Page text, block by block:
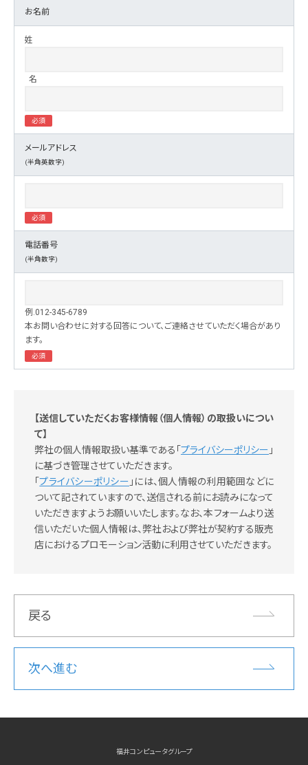
お名前
姓
名
メールアドレス
(半角英数字)
電話番号
(半角数字)
例.012-345-6789
本お問い合わせに対する回答について、ご連絡させていただく場合があり
ます。
【送信していただくお客様情報（個人情報）の取扱いについ
て】
弊社の個人情報取扱い基準である「 プライバシーポリシー 」
に基づき管理させていただきます。
「プライバシーポリシー 」には、個人情報の利用範囲などに
ついて記されていますので、送信される前にお読みになって
いただきますようお願いいたします。なお、本フォームより送
信いただいた個人情報は、弊社および弊社が契約する販売
店におけるプロモーション活動に利用させていただきます。
戻る
次へ進む
福井コンピュータグループ